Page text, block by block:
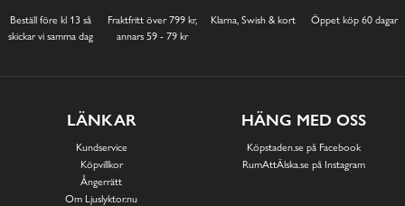
Beställ före kl 13 så
skickar vi samma dag
Fraktfritt över 799 kr,
annars 59 - 79 kr
Klarna, Swish & kort Öppet köp 60 dagar
LÄNKAR
Kundservice
Köpvillkor
Ångerrätt
Om Ljuslyktor.nu
HÄNG MED OSS
Köpstaden.se på Facebook
RumAttÄlska.se på Instagram